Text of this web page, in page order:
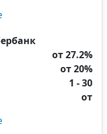
от 27.2%
от 20%
1 - 30
от